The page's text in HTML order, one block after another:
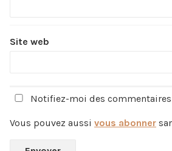
Site web
Notifiez-moi des
Vous pouvez aussi vous abonner